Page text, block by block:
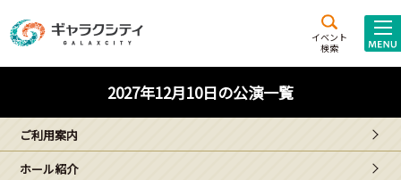
イベント
検索
施設案内
西新井
文化ホール
ギャラクシティとは
2027年12月10日の公演一覧
ご利用案内
ホール紹介